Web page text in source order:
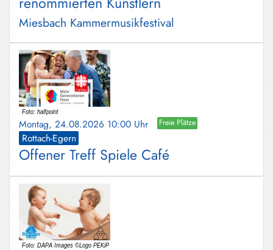
Miesbach Kammermusikfestival
Montag, 24.08.2026 10:00 Uhr Freie Plätze
Rottach-Egern
Offener Treff Spiele Café